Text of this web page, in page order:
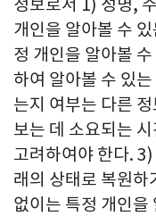
개인을 알아볼 수
정 개인을 알아볼
하여 알아볼 수 있
는지 여부는 다른
보는 데 소요되는
고려하여야 한다.
래의 상태로 복원하
없이는 특정 개인을